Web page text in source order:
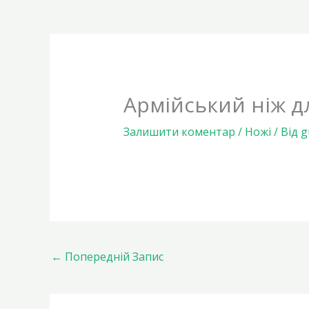
Армійський ніж
Залишити коментар / Ножі / Від
← Попередній Запис